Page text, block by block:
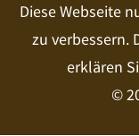
Diese Webseite
zu verbessern.
erklären
©